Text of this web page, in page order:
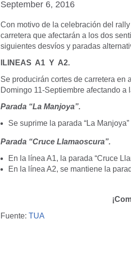
September 6, 2016
Con motivo de la celebración del
carretera que afectarán a los dos
siguientes desvíos y paradas
lLINEAS A1 Y A2.
Se producirán cortes de carretera en
Domingo 11-Septiembre afectando a
Parada “La Manjoya”.
Se suprime la parada “La
Parada “Cruce Llamaoscura”.
En la línea A1, la parada “Cruce
En la línea A2, se mantiene la
Fuente: TUA